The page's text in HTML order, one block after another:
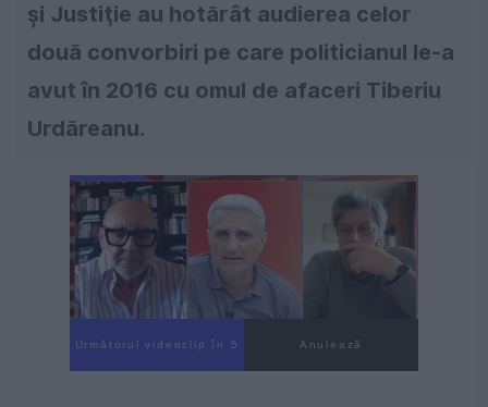
şi Justiţie au hotărât audierea celor
două convorbiri pe care politicianul le-a
avut în 2016 cu omul de afaceri Tiberiu
Urdăreanu.
Următorul videoclip în 4 Anulează